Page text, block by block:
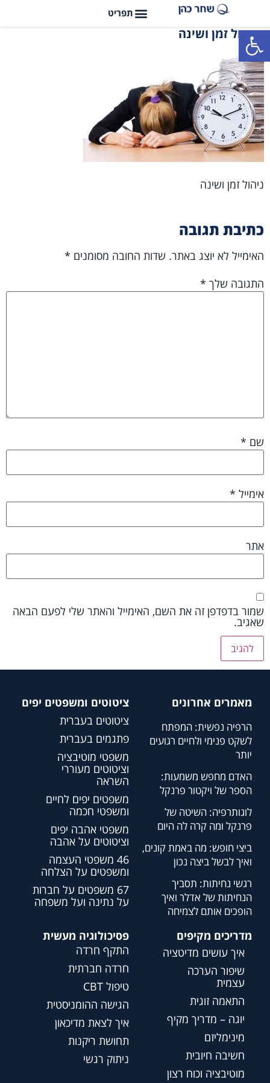
פתח סרגל נגישות
ניהול זמן ושינה
ניהול זמן ושינה
כתיבת תגובה
האימייל לא יוצג באתר. שדות החובה מסומנים *
התגובה שלך *
שם *
אימייל *
אתר
שמור בדפדפן זה את השם, האימייל והאתר שלי לפעם הבאה
שאגיב.
מאמרים אחרונים
הרפיה נפשית: המפתח
לשקט פנימי ולחיים רגועים
יותר
האדם מחפש משמעות:
הספר של ויקטור פרנקל
לוגותרפיה: השיטה של
פרנקל ומה קרה לה היום
ביצי חופש: מה באמת קונים,
ואיך לבשל ביצה נכון
רגשי נחיתות: תסביך
הנחיתות של אדלר ואיך
הופכים אותם לצמיחה
ציטוטים ומשפטים יפים
ציטוטים בעברית
פתגמים בעברית
משפטי מוטיבציה
וציטוטים מעוררי
השראה
משפטים יפים לחיים
ומשפטי חכמה
משפטי אהבה יפים
וציטוטים על אהבה
46 משפטי העצמה
ומשפטים על הצלחה
67 משפטים על חברות
על נתינה ועל משפחה
מדריכים מקיפים
איך עושים מדיטציה
שיפור הערכה
עצמית
התאמה זוגית
יוגה – מדריך מקיף
מינימליזם
חשיבה חיובית
מוטיבציה וכוח רצון
פסיכולוגיה מעשית
התקף חרדה
חרדה חברתית
טיפול CBT
הגישה ההומניסטית
איך לצאת מדיכאון
תחושת ריקנות
ניתוק רגשי